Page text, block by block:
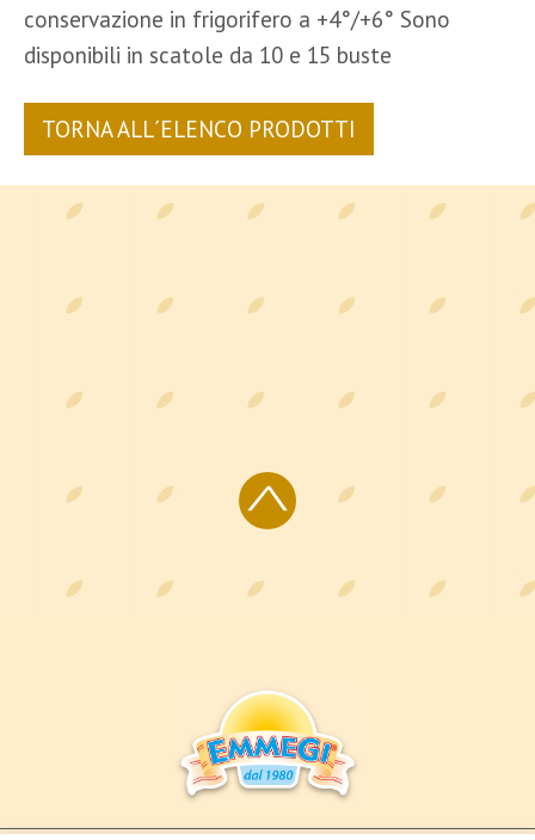
conservazione in frigorifero a +4°/+6° Sono
disponibili in scatole da 10 e 15 buste
TORNA ALL´ELENCO PRODOTTI